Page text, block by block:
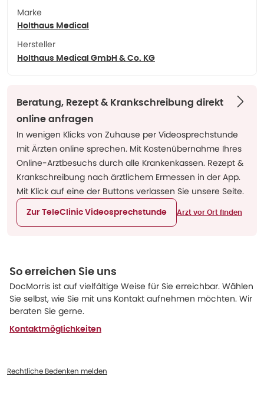
Marke
Holthaus Medical
Hersteller
Holthaus Medical GmbH & Co. KG
Beratung, Rezept & Krankschreibung direkt
online anfragen
In wenigen Klicks von Zuhause per Videosprechstunde
mit Ärzten online sprechen. Mit Kostenübernahme Ihres
Online-Arztbesuchs durch alle Krankenkassen. Rezept &
Krankschreibung nach ärztlichem Ermessen in der App.
Mit Klick auf eine der Buttons verlassen Sie unsere Seite.
Zur TeleClinic Videosprechstunde Arzt vor Ort finden
So erreichen Sie uns
DocMorris ist auf vielfältige Weise für Sie erreichbar. Wählen
Sie selbst, wie Sie mit uns Kontakt aufnehmen möchten. Wir
beraten Sie gerne.
Kontaktmöglichkeiten
Rechtliche Bedenken melden